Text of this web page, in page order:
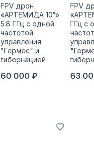
FPV дрон
«АРТЕМИДА 10“»
5.8 ГГц с одной
частотой
управления
"Гермес" и
гибернацией
60 000 ₽
FPV
ГГц с
63